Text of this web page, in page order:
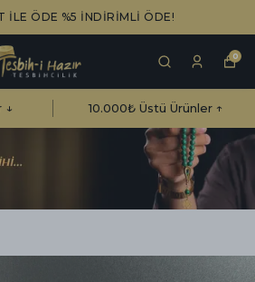
İLE ÖDE %5 İNDİRİMLİ ÖDE!
0
↓ 10.000₺ Üstü Ürünler ↑